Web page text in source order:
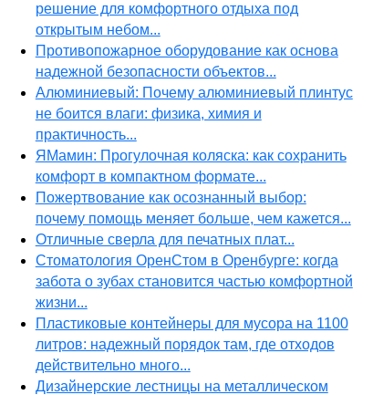
решение для комфортного отдыха под
открытым небом...
Противопожарное оборудование как основа
надежной безопасности объектов...
Алюминиевый: Почему алюминиевый плинтус
не боится влаги: физика, химия и
практичность...
ЯМамин: Прогулочная коляска: как сохранить
комфорт в компактном формате...
Пожертвование как осознанный выбор:
почему помощь меняет больше, чем кажется...
Отличные сверла для печатных плат...
Стоматология ОренСтом в Оренбурге: когда
забота о зубах становится частью комфортной
жизни...
Пластиковые контейнеры для мусора на 1100
литров: надежный порядок там, где отходов
действительно много...
Дизайнерские лестницы на металлическом